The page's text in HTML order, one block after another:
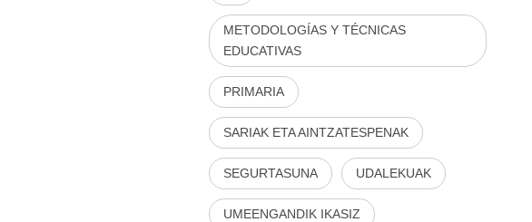
METODOLOGÍAS Y TÉCNICAS
EDUCATIVAS
PRIMARIA
SARIAK ETA AINTZATESPENAK
SEGURTASUNA UDALEKUAK
UMEENGANDIK IKASIZ